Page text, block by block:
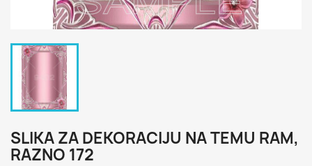
SLIKA ZA DEKORACIJU NA TEMU RAM,
RAZNO 172